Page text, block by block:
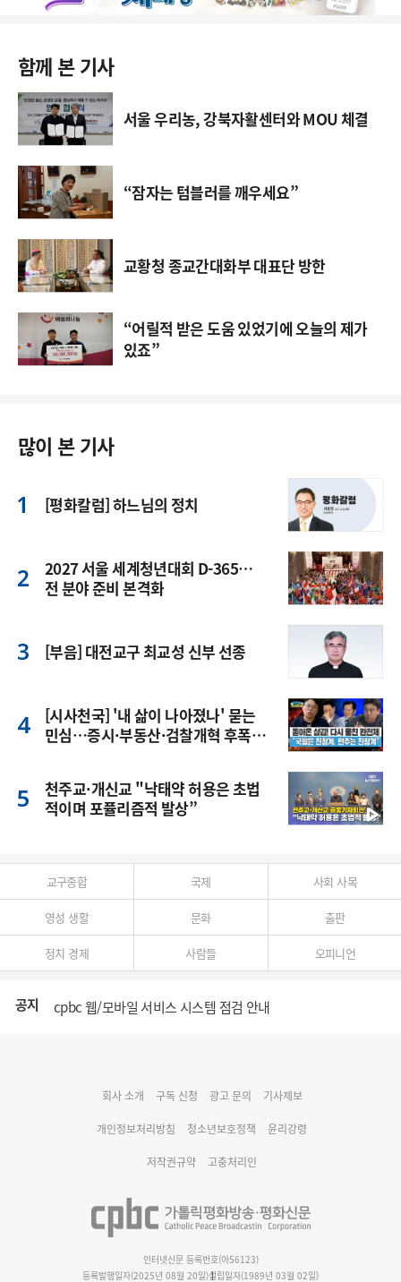
함께 본 기사
서울 우리농, 강북자활센터와 MOU 체결
“잠자는 텀블러를 깨우세요”
교황청 종교간대화부 대표단 방한
“어릴적 받은 도움 있었기에 오늘의 제가
있죠”
많이 본 기사
[평화칼럼] 하느님의 정치
2027 서울 세계청년대회 D-365…
전 분야 준비 본격화
[부음] 대전교구 최교성 신부 선종
[시사천국] '내 삶이 나아졌나' 묻는
민심…증시·부동산·검찰개혁 후폭
천주교·개신교 "낙태약 허용은 초법
적이며 포퓰리즘적 발상”
교구종합 국제 사회 사목
영성 생활 문화 출판
정치 경제 사람들 오피니언
공지 cpbc 웹/모바일 서비스 시스템 점검 안내
명동 미디어큐브 & 1898 미디어월 공모전 수상작 발표
회사 소개 구독 신청 광고 문의 기사제보
개인정보처리방침 청소년보호정책 윤리강령
저작권규약 고충처리인
인터넷신문 등록번호(아56123)
등록발행일자(2025년 08월 20일)설립일자(1989년 03월 02일)